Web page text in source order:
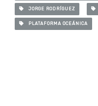
JORGE RODRÍGUEZ
PLATAFORMA OCEÁNICA